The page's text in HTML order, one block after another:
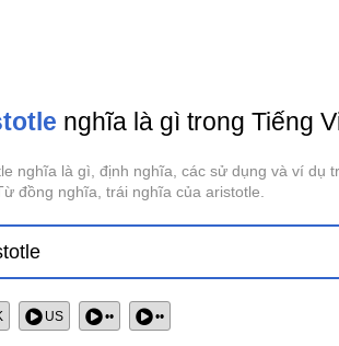
nghĩa là gì trong Tiếng
nghĩa là gì, định nghĩa, các sử dụng và ví dụ
đồng nghĩa, trái nghĩa của aristotle.
US •• ••